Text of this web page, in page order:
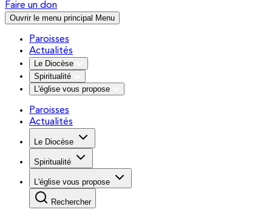
Faire un don
Ouvrir le menu principal Menu
Paroisses
Actualités
Le Diocèse
Spiritualité
L'église vous propose
Paroisses
Actualités
Le Diocèse
Spiritualité
L'église vous propose
Rechercher